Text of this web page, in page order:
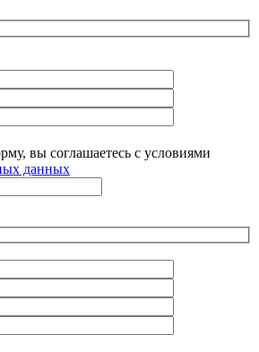
вы соглашаетесь с условиями
данных